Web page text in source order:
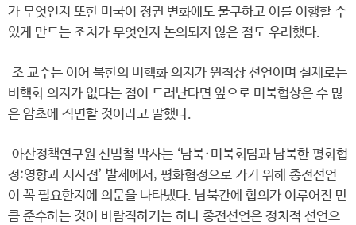
가 무엇인지 또한 미국이 정권 변화에도 불구하고 이를 이행할 수
있게 만드는 조치가 무엇인지 논의되지 않은 점도 우려했다.
조 교수는 이어 북한의 비핵화 의지가 원칙상 선언이며 실제로는
비핵화 의지가 없다는 점이 드러난다면 앞으로 미북협상은 수 많
은 암초에 직면할 것이라고 말했다.
아산정책연구원 신범철 박사는 ‘남북·미북회담과 남북한 평화협
정:영향과 시사점’ 발제에서, 평화협정으로 가기 위해 종전선언
이 꼭 필요한지에 의문을 나타냈다. 남북간에 합의가 이루어진 만
큼 준수하는 것이 바람직하기는 하나 종전선언은 정치적 선언으